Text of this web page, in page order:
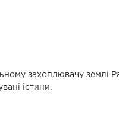
захоплювачу землі
істини.